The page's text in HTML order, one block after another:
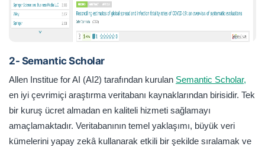
2- Semantic Scholar
Allen Institue for AI (AI2) tarafından kurulan Semantic Scholar,
en iyi çevrimiçi araştırma veritabanı kaynaklarından birisidir. Tek
bir kuruş ücret almadan en kaliteli hizmeti sağlamayı
amaçlamaktadır. Veritabanının temel yaklaşımı, büyük veri
kümelerini yapay zekâ kullanarak etkili bir şekilde sıralamak ve